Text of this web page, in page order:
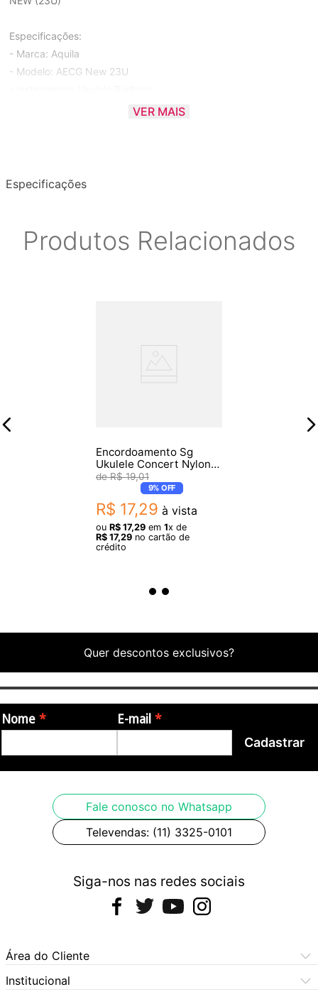
Especificações:
- Marca: Aquila
- Modelo: AECG New 23U
VER MAIS
Especificações
Produtos Relacionados
Encordoamento Sg
Ukulele Concert Nylon
10982
R$ 19,01
9% OFF
R$ 17,29 à vista
ou R$ 17,29 em 1x de
R$ 17,29 no cartão de
crédito
Quer descontos exclusivos?
Nome E-mail
Cadastrar
Fale conosco no Whatsapp
Televendas: (11) 3325-0101
Siga-nos nas redes sociais
Área do Cliente
Meus Pedidos
Meus Dados
Institucional